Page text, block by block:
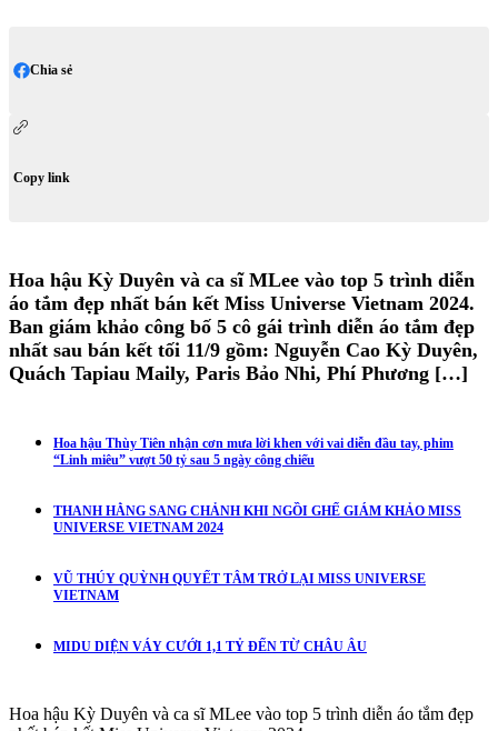
Chia sẻ
Copy link
Hoa hậu Kỳ Duyên và ca sĩ MLee vào top 5 trình diễn
áo tắm đẹp nhất bán kết Miss Universe Vietnam 2024.
Ban giám khảo công bố 5 cô gái trình diễn áo tắm đẹp
nhất sau bán kết tối 11/9 gồm: Nguyễn Cao Kỳ Duyên,
Quách Tapiau Maily, Paris Bảo Nhi, Phí Phương […]
Hoa hậu Thùy Tiên nhận cơn mưa lời khen với vai diễn đầu tay, phim
“Linh miêu” vượt 50 tỷ sau 5 ngày công chiếu
THANH HẰNG SANG CHẢNH KHI NGỒI GHẾ GIÁM KHẢO MISS
UNIVERSE VIETNAM 2024
VŨ THÚY QUỲNH QUYẾT TÂM TRỞ LẠI MISS UNIVERSE
VIETNAM
MIDU DIỆN VÁY CƯỚI 1,1 TỶ ĐẾN TỪ CHÂU ÂU
Hoa hậu Kỳ Duyên và ca sĩ MLee vào top 5 trình diễn áo tắm đẹp